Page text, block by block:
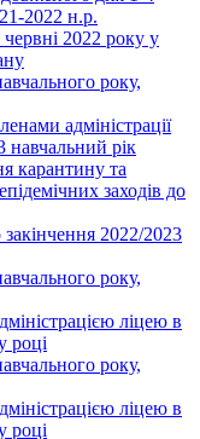
2022 н.р.
2022 року у
року,
адміністрації
навчальний рік
карантину та
заходів до
закінчення 2022/2023
року,
ліцею в
році
року,
ліцею в
році